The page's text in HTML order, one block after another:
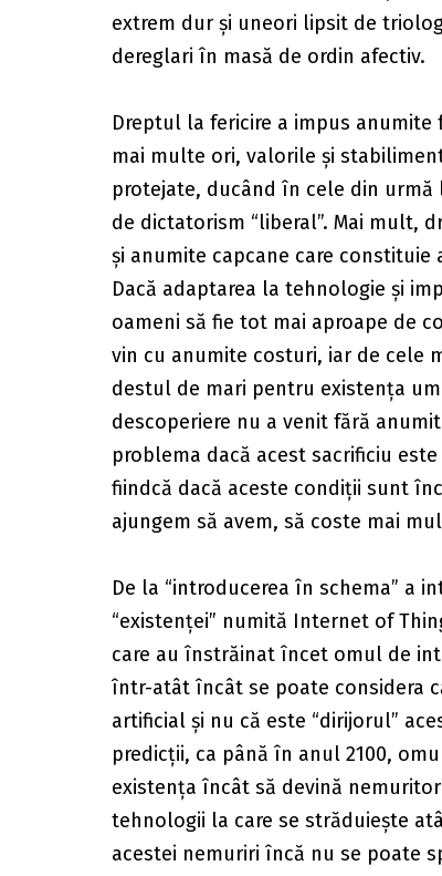
extrem dur și uneori lipsit de
dereglari în masă de ordin afectiv.
Dreptul la fericire a impus
mai multe ori, valorile și
protejate, ducând în cele din
de dictatorism “liberal”. Mai mult,
și anumite capcane care constituie
Dacă adaptarea la tehnologie și
oameni să fie tot mai aproape de
vin cu anumite costuri, iar de cele
destul de mari pentru existența
descoperiere nu a venit fără
problema dacă acest sacrificiu
fiindcă dacă aceste condiții sunt
ajungem să avem, să coste mai
De la “introducerea în schema” a
“existenței” numită Internet of
care au înstrăinat încet omul de
într-atât încât se poate considera
artificial și nu că este “dirijorul”
predicții, ca până în anul 2100,
existența încât să devină
tehnologii la care se străduiește
acestei nemuriri încă nu se poate